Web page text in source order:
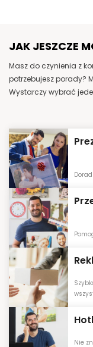
JAK JESZCZE
Masz do czynienia z
potrzebujesz porady?
Wystarczy wybrać
Nie